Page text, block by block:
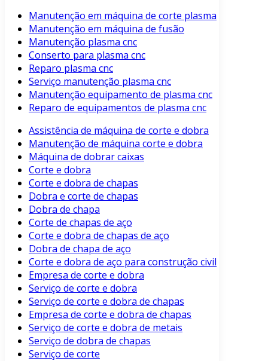
Manutenção em máquina de corte plasma
Manutenção em máquina de fusão
Manutenção plasma cnc
Conserto para plasma cnc
Reparo plasma cnc
Serviço manutenção plasma cnc
Manutenção equipamento de plasma cnc
Reparo de equipamentos de plasma cnc
Assistência de máquina de corte e dobra
Manutenção de máquina corte e dobra
Máquina de dobrar caixas
Corte e dobra
Corte e dobra de chapas
Dobra e corte de chapas
Dobra de chapa
Corte de chapas de aço
Corte e dobra de chapas de aço
Dobra de chapa de aço
Corte e dobra de aço para construção civil
Empresa de corte e dobra
Serviço de corte e dobra
Serviço de corte e dobra de chapas
Empresa de corte e dobra de chapas
Serviço de corte e dobra de metais
Serviço de dobra de chapas
Serviço de corte